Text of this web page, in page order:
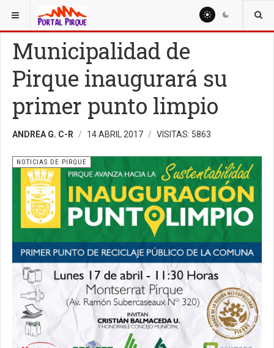
ESTÁ AQUÍ: NOTICIAS
Municipalidad de
Pirque inaugurará su
primer punto limpio
ANDREA G. C-R 14 ABRIL 2017 VISITAS: 5863
NOTICIAS DE PIRQUE